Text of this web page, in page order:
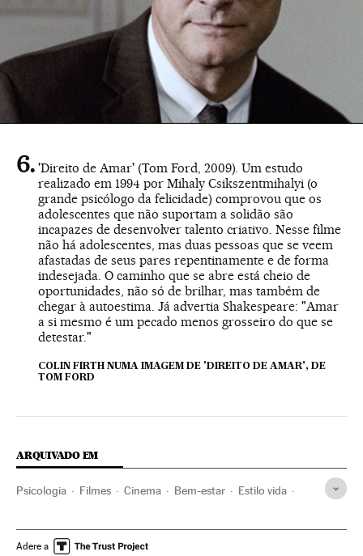
'Direito de Amar' (Tom Ford, 2009). Um estudo
realizado em 1994 por Mihaly Csikszentmihalyi (o
grande psicólogo da felicidade) comprovou que os
adolescentes que não suportam a solidão são
incapazes de desenvolver talento criativo. Nesse filme
não há adolescentes, mas duas pessoas que se veem
afastadas de seus pares repentinamente e de forma
indesejada. O caminho que se abre está cheio de
oportunidades, não só de brilhar, mas também de
chegar à autoestima. Já advertia Shakespeare: "Amar
a si mesmo é um pecado menos grosseiro do que se
detestar."
COLIN FIRTH NUMA IMAGEM DE 'DIREITO DE AMAR', DE
TOM FORD
ARQUIVADO EM
Psicologia Filmes Cinema Bem-estar Estilo vida
Adere a